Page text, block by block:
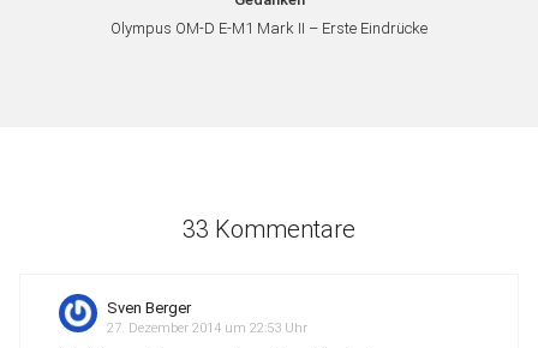
Olympus OM-D E-M1 Mark II – Erste Eindrücke
33 Kommentare
Sven Berger
27. Dezember 2014 um 22:53 Uhr